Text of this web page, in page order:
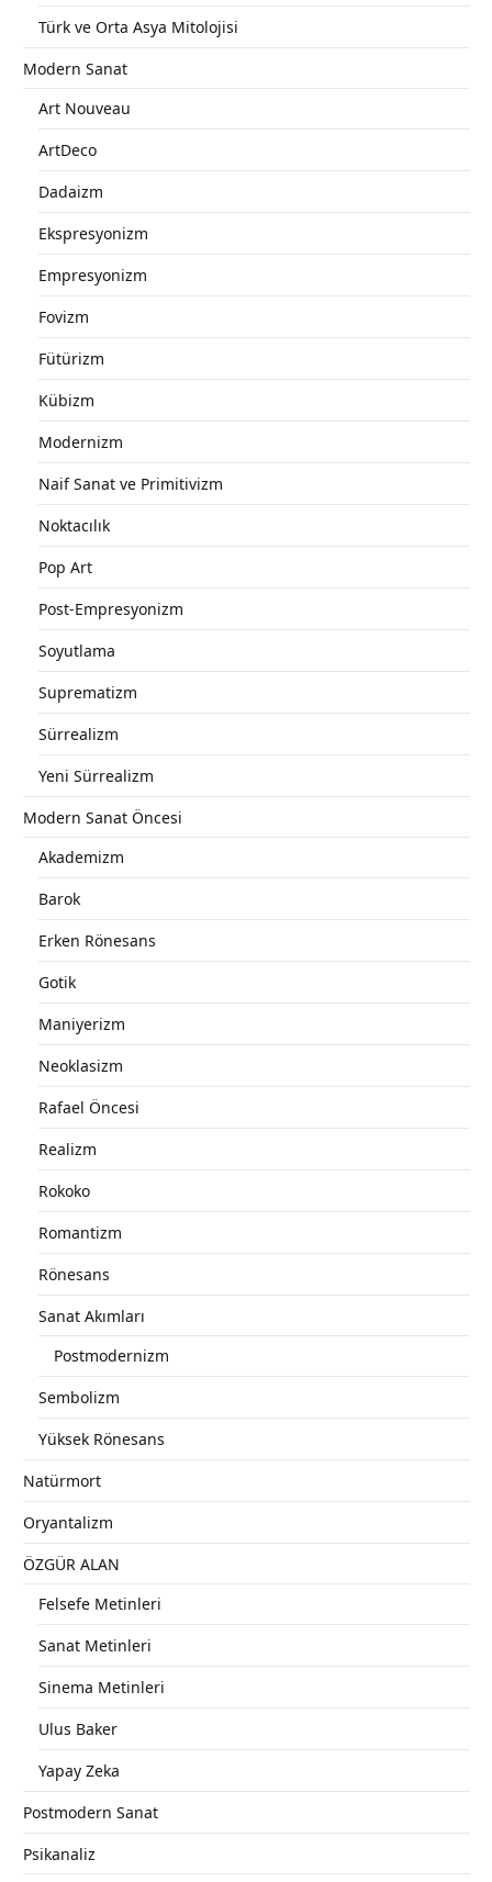
Türk ve Orta Asya Mitolojisi
Modern Sanat
Art Nouveau
ArtDeco
Dadaizm
Ekspresyonizm
Empresyonizm
Fovizm
Fütürizm
Kübizm
Modernizm
Naif Sanat ve Primitivizm
Noktacılık
Pop Art
Post-Empresyonizm
Soyutlama
Suprematizm
Sürrealizm
Yeni Sürrealizm
Modern Sanat Öncesi
Akademizm
Barok
Erken Rönesans
Gotik
Maniyerizm
Neoklasizm
Rafael Öncesi
Realizm
Rokoko
Romantizm
Rönesans
Sanat Akımları
Postmodernizm
Sembolizm
Yüksek Rönesans
Natürmort
Oryantalizm
ÖZGÜR ALAN
Felsefe Metinleri
Sanat Metinleri
Sinema Metinleri
Ulus Baker
Yapay Zeka
Postmodern Sanat
Psikanaliz